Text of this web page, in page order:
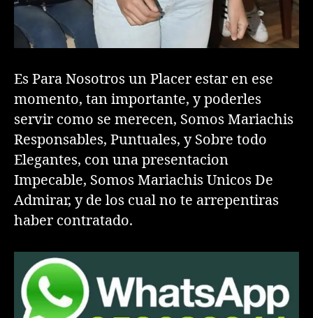
Es Para Nosotros un Placer estar en ese
momento, tan importante, y poderles
servir como se merecen, Somos Mariachis
Responsables, Puntuales, y Sobre todo
Elegantes, con una presentacion
Impecable, Somos Mariachis Unicos De
Admirar, y de los cual no te arrepentiras
haber contratado.